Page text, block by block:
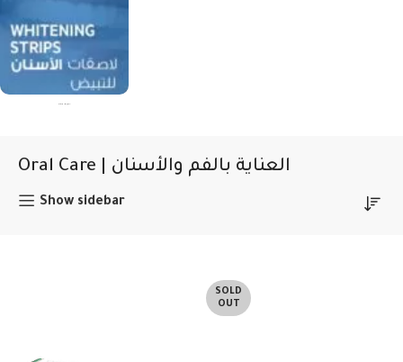
Oral Care | العناية بالفم والأسنان
Show sidebar
SOLD
OUT